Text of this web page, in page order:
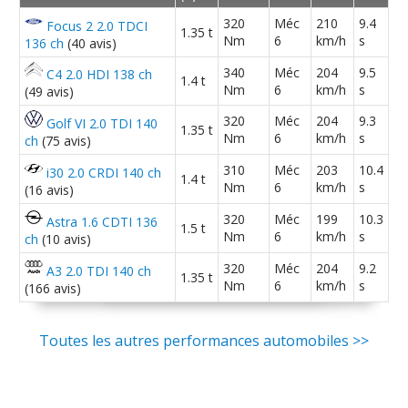
Entretien (coût):4aiment n'aiment pas
Prix pièces détach. 1aime n'aiment pas
Coût assurance:1 n'aime pas
Accessibilité moteur :1aime
15/20
2.2 CTDI 140 ch 52000 km, année
2011, virtuos (0
17/20
2.2 CTDI 140 ch Type S GT 2009 -
150 000 km(2 )
16/20
2.2 CTDI 140 ch 85000 km, modèle
janvier 2010
2
17/20
2.2 CTDI 140 ch 103 000 km
décembre 2006 fini
13/20
2.2 CTDI 140 ch 100 000 km, Am
2006 (import A(0 )
Focus 2 2.0 TDCI
136 ch (40 avis)
1.35 t
320
Nm
Méc
6
210
km/h
9.4
s
C4 2.0 HDI 138 ch
(49 avis)
1.4 t
340
Nm
Méc
6
204
km/h
9.5
s
Golf VI 2.0 TDI 140
ch (75 avis)
1.35 t
320
Nm
Méc
6
204
km/h
9.3
s
i30 2.0 CRDI 140 ch
(16 avis)
1.4 t
310
Nm
Méc
6
203
km/h
10.4
s
Astra 1.6 CDTI 136
ch (10 avis)
1.5 t
320
Nm
Méc
6
199
km/h
10.3
s
A3 2.0 TDI 140 ch
(166 avis)
1.35 t
320
Nm
Méc
6
204
km/h
9.2
s
Toutes les autres performances automobiles >>